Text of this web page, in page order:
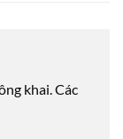
khai. Các